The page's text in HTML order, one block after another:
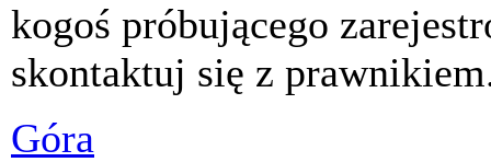
kogoś próbującego
skontaktuj się z
Góra